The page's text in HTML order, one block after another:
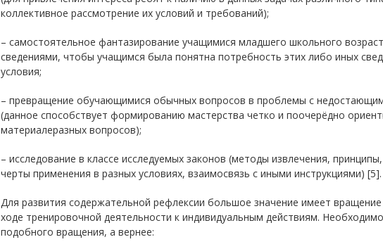
коллективное рассмотрение их условий и требований);
– самостоятельное фантазирование учащимися младшего школьного
сведениями, чтобы учащимся была понятна потребность этих либо иных
условия;
– превращение обучающимися обычных вопросов в проблемы с
(данное способствует формированию мастерства четко и поочерёдно
материалеразных вопросов);
– исследование в классе исследуемых законов (методы извлечения,
черты применения в разных условиях, взаимосвязь с иными инструкциями) [5].
Для развития содержательной рефлексии большое значение имеет
ходе тренировочной деятельности к индивидуальным действиям.
подобного вращения, а вернее: